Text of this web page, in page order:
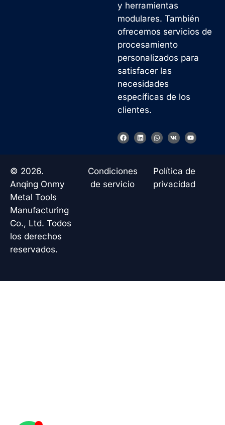
y herramientas
modulares. También
ofrecemos servicios de
procesamiento
personalizados para
satisfacer las
necesidades
específicas de los
clientes.
F
a
o
L
i
W
h
a
p
V
k
Y
o
b
e
© 2026.
Anqing Onmy
Metal Tools
Manufacturing
Co., Ltd. Todos
los derechos
reservados.
Condiciones
de servicio
Política de
privacidad